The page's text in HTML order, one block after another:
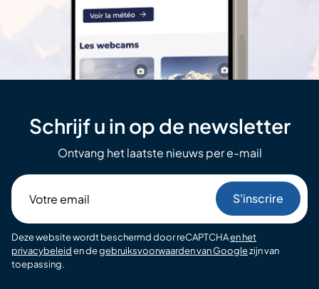
Schrijf u in op de newsletter
Ontvang het laatste nieuws per e-mail
email
Deze website wordt beschermd door reCAPTCHAen het
privacybeleiden degebruiksvoorwaarden van Googlezijn van
toepassing.